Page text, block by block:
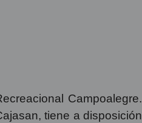
Campoalegre.
tiene a disposición